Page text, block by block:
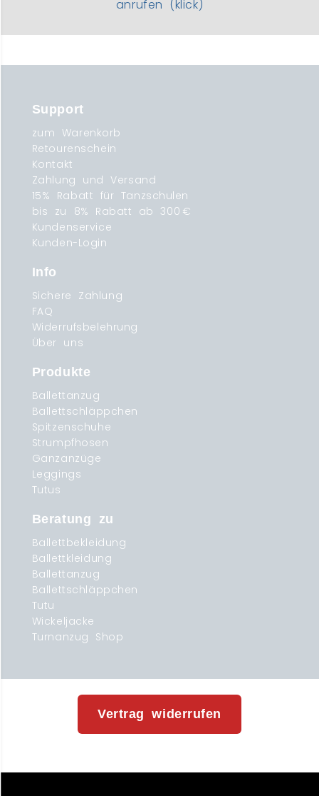
anrufen (klick)
Support
zum Warenkorb
Retourenschein
Kontakt
Zahlung und Versand
15% Rabatt für Tanzschulen
bis zu 8% Rabatt ab 300 €
Kundenservice
Kunden-Login
Info
Sichere Zahlung
FAQ
Widerrufsbelehrung
Über uns
Produkte
Ballettanzug
Ballettschläppchen
Spitzenschuhe
Strumpfhosen
Ganzanzüge
Leggings
Tutus
Beratung zu
Ballettbekleidung
Ballettkleidung
Ballettanzug
Ballettschläppchen
Tutu
Wickeljacke
Turnanzug Shop
Vertrag widerrufen